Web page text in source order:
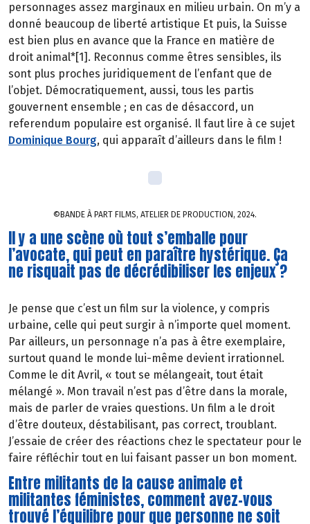
personnages assez marginaux en milieu urbain. On m’y a
donné beaucoup de liberté artistique Et puis, la Suisse
est bien plus en avance que la France en matière de
droit animal*[1]. Reconnus comme êtres sensibles, ils
sont plus proches juridiquement de l’enfant que de
l’objet. Démocratiquement, aussi, tous les partis
gouvernent ensemble ; en cas de désaccord, un
referendum populaire est organisé. Il faut lire à ce sujet
Dominique Bourg, qui apparaît d’ailleurs dans le film !
©BANDE À PART FILMS, ATELIER DE PRODUCTION, 2024.
Il y a une scène où tout s’emballe pour
l’avocate, qui peut en paraître hystérique. Ça
ne risquait pas de décrédibiliser les enjeux ?
Je pense que c’est un film sur la violence, y compris
urbaine, celle qui peut surgir à n’importe quel moment.
Par ailleurs, un personnage n’a pas à être exemplaire,
surtout quand le monde lui-même devient irrationnel.
Comme le dit Avril, « tout se mélangeait, tout était
mélangé ». Mon travail n’est pas d’être dans la morale,
mais de parler de vraies questions. Un film a le droit
d’être douteux, déstabilisant, pas correct, troublant.
J’essaie de créer des réactions chez le spectateur pour le
faire réfléchir tout en lui faisant passer un bon moment.
Entre militants de la cause animale et
militantes féministes, comment avez-vous
trouvé l’équilibre pour que personne ne soit